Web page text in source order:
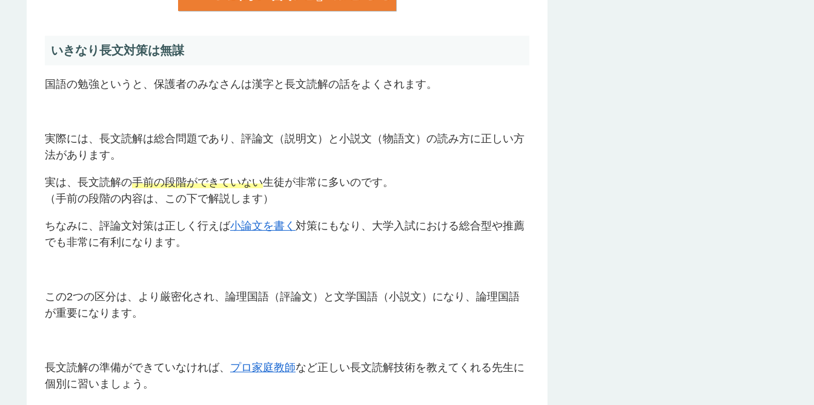
いきなり長文対策は無謀
国語の勉強というと、保護者のみなさんは漢字と長文読解の話をよくされます。
実際には、長文読解は総合問題であり、評論文（説明文）と小説文（物語文）の読み方に正しい方
法があります。
実は、長文読解の手前の段階ができていない生徒が非常に多いのです。
（手前の段階の内容は、この下で解説します）
ちなみに、評論文対策は正しく行えば小論文を書く 対策にもなり、大学入試における総合型や推薦
でも非常に有利になります。
この2つの区分は、より厳密化され、論理国語（評論文）と文学国語（小説文）になり、論理国語
が重要になります。
長文読解の準備ができていなければ、 プロ家庭教師など正しい長文読解技術を教えてくれる先生に
個別に習いましょう。